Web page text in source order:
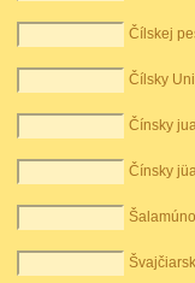
Čílskej
Čílsky
Čínsky
Čínsky